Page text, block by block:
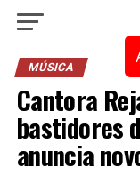
MÚSICA
Cantora
bastidores
anuncia